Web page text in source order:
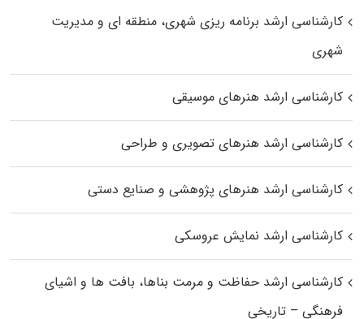
کارشناسی ارشد برنامه ریزی شهری، منطقه‌ ای و مدیریت
شهری
کارشناسی ارشد هنرهای موسیقی
کارشناسی ارشد هنرهای تصویری و طراحی
کارشناسی ارشد هنرهای پژوهشی و صنایع دستی
کارشناسی ارشد نمایش عروسکی
کارشناسی ارشد حفاظت و مرمت بناها، بافت‌ ها و اشیای
فرهنگی – تاریخی